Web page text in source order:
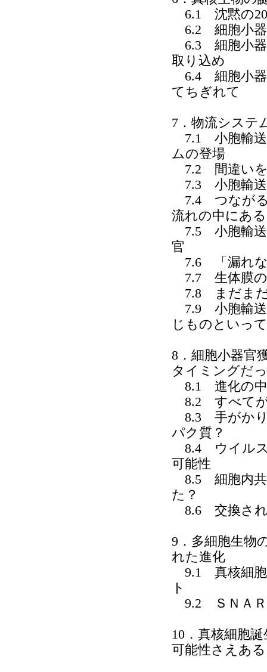
6.1 沈黙の
6.2 細胞小器
6.3 細胞小器
取り込め
6.4 細胞小器
てちぎれて
7．物流システ
7.1 小胞輸送
ムの登場
7.2 間違いを
7.3 小胞輸送
7.4 つながる
流れの中にある
7.5 小胞輸送
官
7.6 「漏れな
7.7 生体膜の
7.8 まだまだ
7.9 小胞輸送
じものといっ
8．細胞小器官
タイミングだ
8.1 進化の中
8.2 すべてが
8.3 手がかり
パク質？
8.4 ウイルス
可能性
8.5 細胞内共
た？
8.6 交換され
9．多細胞生物
れた進化
9.1 真核細胞
ト
9.2 ＳＮＡＲ
10．真核細胞
可能性さえある